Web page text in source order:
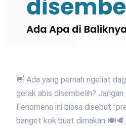
👋 Ada yang pernah ngeliat
gerak abis disembelih? Jangan
Fenomena ini biasa disebut
banget kok buat dimakan 🍽️🥩.